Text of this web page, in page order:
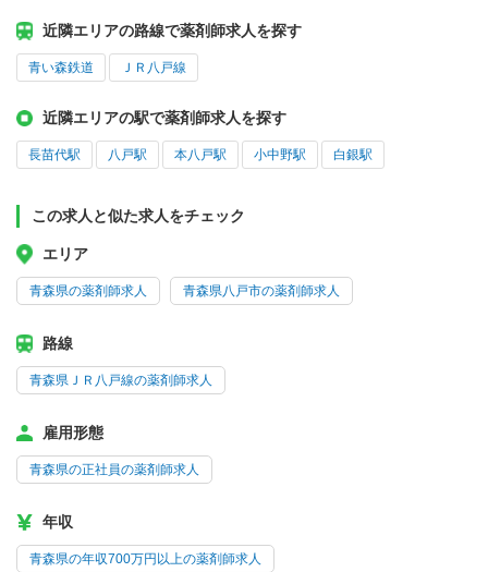
近隣エリアの路線で薬剤師求人を探す
青い森鉄道 ＪＲ八戸線
近隣エリアの駅で薬剤師求人を探す
長苗代駅 八戸駅 本八戸駅 小中野駅 白銀駅
この求人と似た求人をチェック
エリア
青森県の薬剤師求人 青森県八戸市の薬剤師求人
路線
青森県ＪＲ八戸線の薬剤師求人
雇用形態
青森県の正社員の薬剤師求人
年収
青森県の年収700万円以上の薬剤師求人